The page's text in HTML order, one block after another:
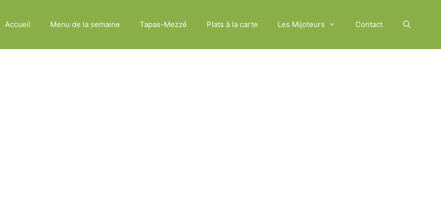
Accueil Menu de la semaine Tapas-Mezzé Plats à la carte Les Mijoteurs Contact